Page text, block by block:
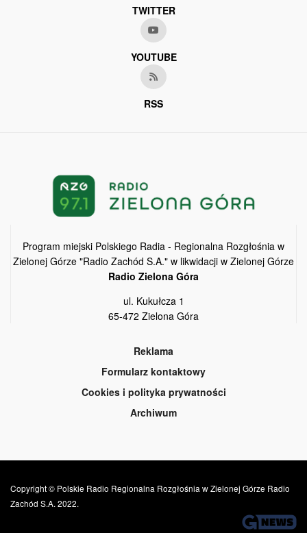
TWITTER
YOUTUBE
RSS
Program miejski Polskiego Radia - Regionalna Rozgłośnia w
Zielonej Górze "Radio Zachód S.A." w likwidacji w Zielonej Górze
Radio Zielona Góra
ul. Kukułcza 1
65-472 Zielona Góra
Reklama
Formularz kontaktowy
Cookies i polityka prywatności
Archiwum
Copyright © Polskie Radio Regionalna Rozgłośnia w Zielonej Górze Radio
Zachód S.A. 2022.